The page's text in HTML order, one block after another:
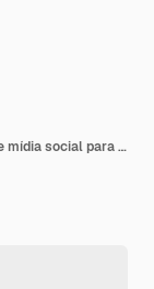
Modelo especial de banner promocional de mídia social para pizza